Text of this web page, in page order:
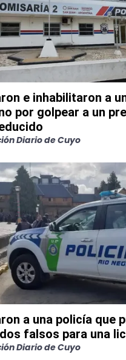
e inhabilitaron a
por golpear a un
Diario de Cuyo
a una policía que
falsos para una
Diario de Cuyo